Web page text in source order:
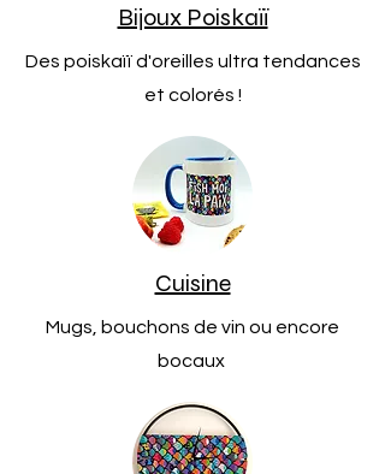
Bijoux Poiskaïï
Des poiskaïï d'oreilles ultra tendances
et colorés !
Cuisine
Mugs, bouchons de vin ou encore
bocaux